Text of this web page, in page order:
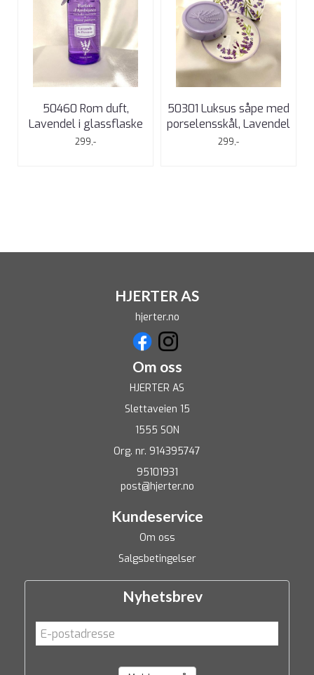
50460 Rom duft,
Lavendel i glassflaske
299,-
50301 Luksus såpe med
porselensskål, Lavendel
299,-
HJERTER AS
hjerter.no
Om oss
HJERTER AS
Slettaveien 15
1555 SON
Org. nr. 914395747
95101931
post@hjerter.no
Kundeservice
Om oss
Salgsbetingelser
Nyhetsbrev